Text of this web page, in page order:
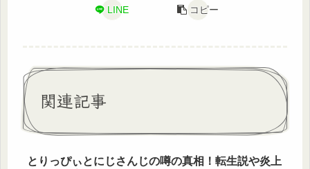
LINE コピー
関連記事
とりっぴぃとにじさんじの噂の真相！転生説や炎上